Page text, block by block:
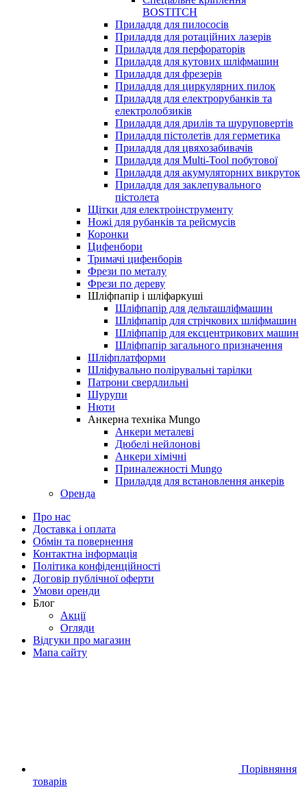
BOSTITCH
Приладдя для пилососів
Приладдя для ротаційних лазерів
Приладдя для перфораторів
Приладдя для кутових шліфмашин
Приладдя для фрезерів
Приладдя для циркулярних пилок
Приладдя для електрорубанків та
електролобзиків
Приладдя для дрилів та шуруповертів
Приладдя пістолетів для герметика
Приладдя для цвяхозабивачів
Приладдя для Multi-Tool побутової
Приладдя для акумуляторних викруток
Приладдя для заклепувального
пістолета
Щітки для електроінструменту
Ножі для рубанків та рейсмусів
Коронки
Цифенбори
Тримачі цифенборів
Фрези по металу
Фрези по дереву
Шліфпапір і шліфаркуші
Шліфпапір для дельташліфмашин
Шліфпапір для стрічкових шліфмашин
Шліфпапір для ексцентрикових машин
Шліфпапір загального призначення
Шліфплатформи
Шліфувально полірувальні тарілки
Патрони свердлильні
Шурупи
Нюти
Анкерна техніка Mungo
Анкери металеві
Дюбелі нейлонові
Анкери хімічні
Приналежності Mungo
Приладдя для встановлення анкерів
Оренда
Про нас
Доставка і оплата
Обмін та повернення
Контактна інформація
Політика конфіденційності
Договір публічної оферти
Умови оренди
Блог
Акції
Огляди
Відгуки про магазин
Мапа сайту
Порівняння
товарів